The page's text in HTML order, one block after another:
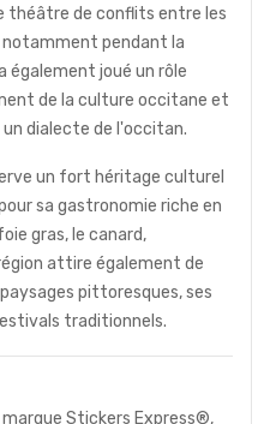
théâtre de conflits entre les
pendant la
également joué un rôle
de la culture occitane et
un dialecte de l'occitan.
un fort héritage culturel
sa gastronomie riche en
gras, le canard,
attire également de
pittoresques, ses
traditionnels.
Stickers Express®,